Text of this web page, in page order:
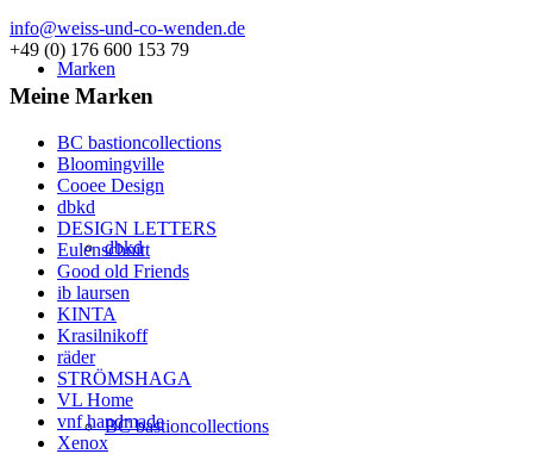
Marken
dbkd
BC bastioncollections
info@weiss-und-co-wenden.de
+49 (0) 176 600 153 79
Meine Marken
BC bastioncollections
Bloomingville
Cooee Design
dbkd
DESIGN LETTERS
Eulenschnitt
Good old Friends
ib laursen
KINTA
Krasilnikoff
räder
STRÖMSHAGA
VL Home
vnf handmade
Xenox